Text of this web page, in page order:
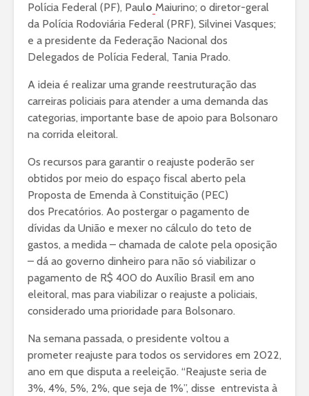
Polícia Federal (PF), Paulo Maiurino; o diretor-geral
da Polícia Rodoviária Federal (PRF), Silvinei Vasques;
e a presidente da Federação Nacional dos
Delegados de Polícia Federal, Tania Prado.
A ideia é realizar uma grande reestruturação das
carreiras policiais para atender a uma demanda das
categorias, importante base de apoio para Bolsonaro
na corrida eleitoral.
Os recursos para garantir o reajuste poderão ser
obtidos por meio do espaço fiscal aberto pela
Proposta de Emenda à Constituição (PEC)
dos Precatórios. Ao postergar o pagamento de
dívidas da União e mexer no cálculo do teto de
gastos, a medida – chamada de calote pela oposição
– dá ao governo dinheiro para não só viabilizar o
pagamento de R$ 400 do Auxílio Brasil em ano
eleitoral, mas para viabilizar o reajuste a policiais,
considerado uma prioridade para Bolsonaro.
Na semana passada, o presidente voltou a
prometer reajuste para todos os servidores em 2022,
ano em que disputa a reeleição. “Reajuste seria de
3%, 4%, 5%, 2%, que seja de 1%”, disse entrevista à